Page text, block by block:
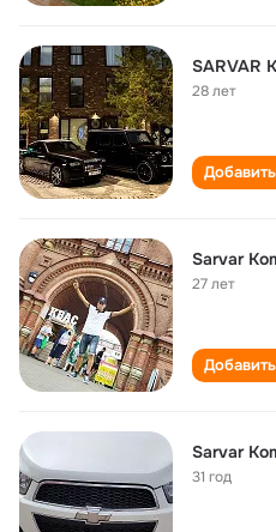
SARVAR
28 лет
Sarvar
27 лет
Sarvar
31 год